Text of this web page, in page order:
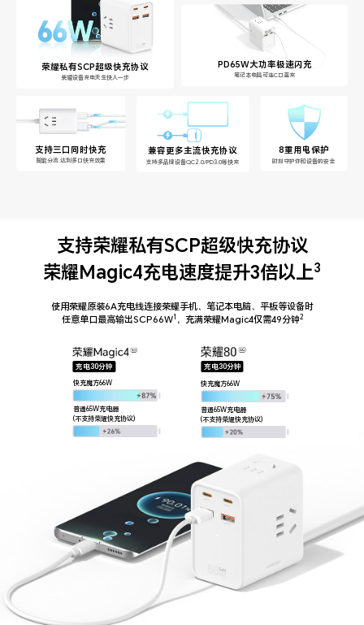
荣耀私有SCP超级快充协议
荣耀设备充电天生快人一步
PD65W大功率极速闪充
笔记本电脑可连C口直充
支持三口同时快充
智能分流 达到多口快充效果
兼容更多主流快充协议
支持多品牌设备QC2.0/PD3.0等快充
8重用电保护
时刻守护你和设备的安全
支持荣耀私有SCP超级快充协议
荣耀Magic4充电速度提升3倍以上3
使用荣耀原装6A充电线连接荣耀手机、笔记本电脑、平板等设备时
任意单口最高输出SCP66W1 ，充满荣耀Magic4仅需49分钟2
充电30分钟
快充魔方66W
普通65W充电器
(不支持荣耀快充协议)
充电30分钟
快充魔方66W
普通65W充电器
(不支持荣耀快充协议)